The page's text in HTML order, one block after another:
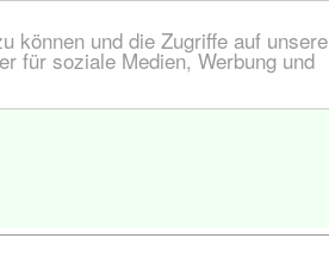
können und die Zugriffe auf unsere
für soziale Medien, Werbung und